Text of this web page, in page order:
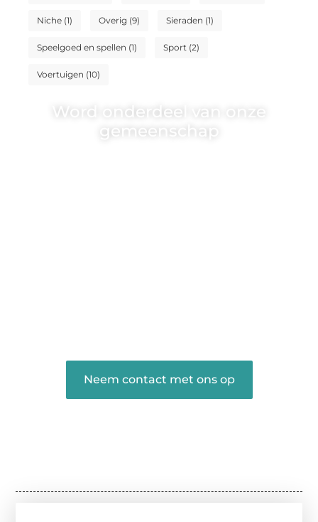
Niche(1) Overig (9) Sieraden (1)
Speelgoed en spellen (1) Sport(2)
Voertuigen (10)
Word onderdeel van onze
gemeenschap
Neem contact met ons op